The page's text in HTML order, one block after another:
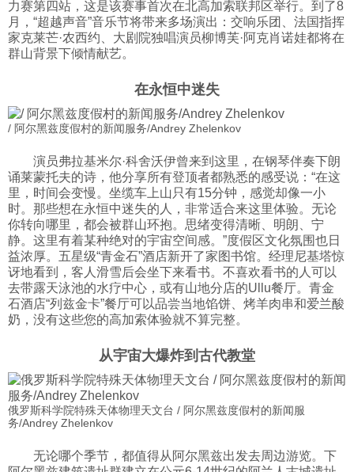
力赛第四站，这是该赛事首次在北高加索联邦区举行。到了8
月，“超越声音”音乐节将带来多场演出：交响乐团、法国指挥
家克莱芒·农西约、大剧院独唱演员柳博芙·阿克肖诺娃都将在
群山背景下倾情献艺。
在永恒中迷失
/ 阿尔黑兹度假村的新闻服务/Andrey Zhelenkov
演员弗拉基米尔·科舍沃伊曾来到这里，在钢琴伴奏下朗
诵莱蒙托夫的诗，他分享所有登顶者都熟悉的感受说：“在这
里，时间会变慢。坐缆车上山只有15分钟，感觉却像一小
时。那些想在永恒中迷失的人，非常适合来这里体验。无论
你转向哪里，都会被群山环抱。思绪变得清晰、明朗、宁
静。这里有着某种绝对的宇宙空间感。”度假区文化氛围也日
益浓厚。五星级“青金石”酒店新开了家图书馆。经理尼基塔惊
讶地看到，客人滑雪后会坐下来看书。不喜欢看书的人可以
去带露天泳池的水疗中心，或有山地分店的Ullu餐厅。青金
石酒店“列兹金卡”餐厅可以品尝当地馅饼、烤羊肉串和爱兰酸
奶，没有这些您的高加索体验就不算完整。
从宇宙大爆炸到古代教堂
俄罗斯科学院特殊天体物理天文台 / 阿尔黑兹度假村的新闻服
务/Andrey Zhelenkov
无论哪个季节，都值得从阿尔黑兹出发去周边游览。下